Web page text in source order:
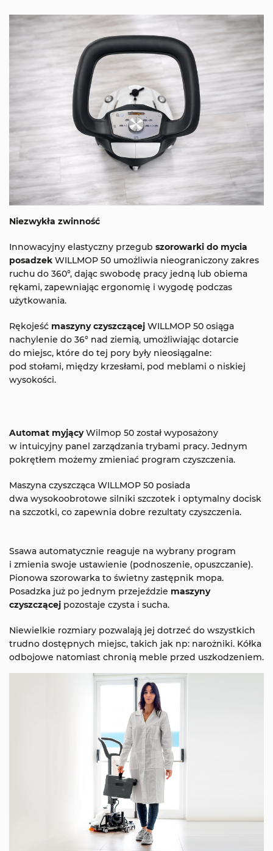
Niezwykła zwinność
Innowacyjny elastyczny przegub szorowarki do mycia
posadzek WILLMOP 50 umożliwia nieograniczony zakres
ruchu do 360°, dając swobodę pracy jedną lub obiema
rękami, zapewniając ergonomię i wygodę podczas
użytkowania.
Rękojeść maszyny czyszczącej WILLMOP 50 osiąga
nachylenie do 36° nad ziemią, umożliwiając dotarcie
do miejsc, które do tej pory były nieosiągalne:
pod stołami, między krzesłami, pod meblami o niskiej
wysokości.
Automat myjącyWilmop 50 został wyposażony
w intuicyjny panel zarządzania trybami pracy. Jednym
pokrętłem możemy zmieniać program czyszczenia.
Maszyna czyszcząca WILLMOP 50 posiada
dwa wysokoobrotowe silniki szczotek i optymalny docisk
na szczotki, co zapewnia dobre rezultaty czyszczenia.
Ssawa automatycznie reaguje na wybrany program
i zmienia swoje ustawienie (podnoszenie, opuszczanie).
Pionowa szorowarka to świetny zastępnik mopa.
Posadzka już po jednym przejeździe maszyny
czyszczącej pozostaje czysta i sucha.
Niewielkie rozmiary pozwalają jej dotrzeć do wszystkich
trudno dostępnych miejsc, takich jak np: narożniki. Kółka
odbojowe natomiast chronią meble przed uszkodzeniem.